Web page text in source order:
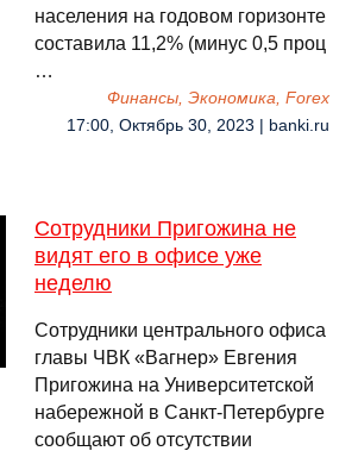
населения на годовом горизонте
составила 11,2% (минус 0,5 проц
…
Финансы, Экономика, Forex
17:00, Октябрь 30, 2023 | banki.ru
Сотрудники Пригожина не
видят его в офисе уже
неделю
Сотрудники центрального офиса
главы ЧВК «Вагнер» Евгения
Пригожина на Университетской
набережной в Санкт-Петербурге
сообщают об отсутствии